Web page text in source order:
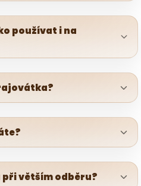
používat i na
při větším odběru?